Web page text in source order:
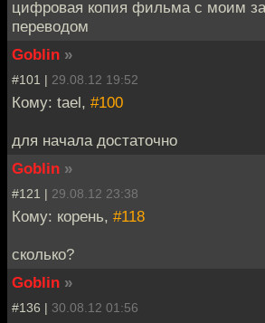
цифровая копия фильма с моим
переводом
Goblin »
#101 | 29.08.12 19:52
Кому: tael, #100
для начала достаточно
Goblin »
#121 | 29.08.12 23:38
Кому: корень, #118
сколько?
Goblin »
#136 | 30.08.12 01:56